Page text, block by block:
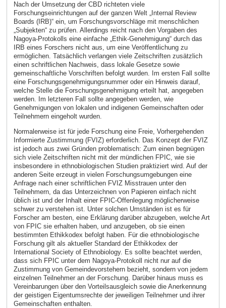
Nach der Umsetzung der CBD richteten viele
Forschungseinrichtungen auf der ganzen Welt „Internal Review
Boards (IRB)“ ein, um Forschungsvorschläge mit menschlichen
„Subjekten“ zu prüfen. Allerdings reicht nach den Vorgaben des
Nagoya-Protokolls eine einfache „Ethik-Genehmigung“ durch das
IRB eines Forschers nicht aus, um eine Veröffentlichung zu
ermöglichen. Tatsächlich verlangen viele Zeitschriften zusätzlich
einen schriftlichen Nachweis, dass lokale Gesetze sowie
gemeinschaftliche Vorschriften befolgt wurden. Im ersten Fall sollte
eine Forschungsgenehmigungsnummer oder ein Hinweis darauf,
welche Stelle die Forschungsgenehmigung erteilt hat, angegeben
werden. Im letzteren Fall sollte angegeben werden, wie
Genehmigungen von lokalen und indigenen Gemeinschaften oder
Teilnehmern eingeholt wurden.
Normalerweise ist für jede Forschung eine Freie, Vorhergehenden
Informierte Zustimmung (FVIZ) erforderlich. Das Konzept der FVIZ
ist jedoch aus zwei Gründen problematisch: Zum einen begnügen
sich viele Zeitschriften nicht mit der mündlichen FPIC, wie sie
insbesondere in ethnobiologischen Studien praktiziert wird. Auf der
anderen Seite erzeugt in vielen Forschungsumgebungen eine
Anfrage nach einer schriftlichen FVIZ Misstrauen unter den
Teilnehmern, da das Unterzeichnen von Papieren einfach nicht
üblich ist und der Inhalt einer FPIC-Offenlegung möglicherweise
schwer zu verstehen ist. Unter solchen Umständen ist es für
Forscher am besten, eine Erklärung darüber abzugeben, welche Art
von FPIC sie erhalten haben, und anzugeben, ob sie einen
bestimmten Ethikkodex befolgt haben. Für die ethnobiologische
Forschung gilt als aktueller Standard der Ethikkodex der
International Society of Ethnobiology. Es sollte beachtet werden,
dass sich FPIC unter dem Nagoya-Protokoll nicht nur auf die
Zustimmung von Gemeindevorstehern bezieht, sondern von jedem
einzelnen Teilnehmer an der Forschung. Darüber hinaus muss es
Vereinbarungen über den Vorteilsausgleich sowie die Anerkennung
der geistigen Eigentumsrechte der jeweiligen Teilnehmer und ihrer
Gemeinschaften enthalten.